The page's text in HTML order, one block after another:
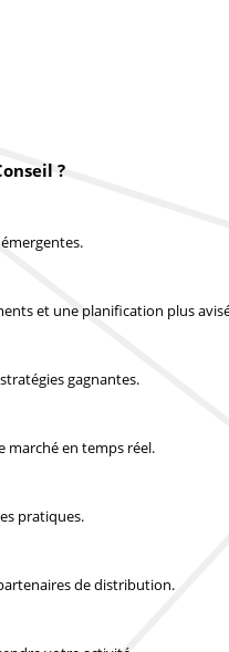
?
et une planification plus
gagnantes.
marché en temps réel.
pratiques.
de distribution.